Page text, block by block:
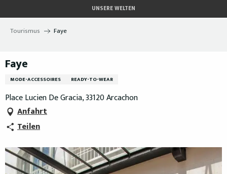
au
contenu
UNSERE WELTEN
Tourismus Faye
Faye
MODE-ACCESSOIRES READY-TO-WEAR
Place Lucien De Gracia, 33120 Arcachon
Anfahrt
Teilen